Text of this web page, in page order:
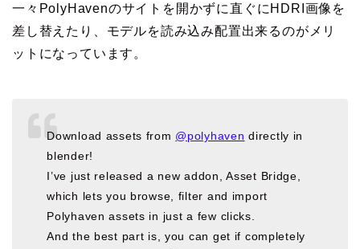
一々PolyHavenのサイトを開かずに直ぐにHDRI画像を
差し替えたり、モデルを読み込み配置出来るのがメリ
ットになっています。
Download assets from @polyhaven directly in
blender!
I’ve just released a new addon, Asset Bridge,
which lets you browse, filter and import
Polyhaven assets in just a few clicks.
And the best part is, you can get if completely